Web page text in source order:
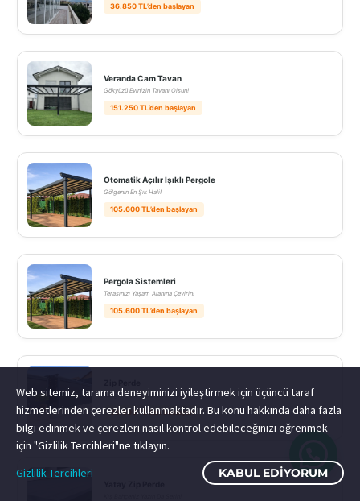
36.850 TL’den başlayan
Veranda Cam Tavan
Gökyüzü Evinizin Tavanı Olsun!
151.250 TL’den başlayan
Otomatik Açılır Işıklı Pergole
Gölgenin En Şık Hali!
105.600 TL’den başlayan
Pergola Sistemleri
Terasınızı Yaşam Alanına Çevirin!
105.600 TL’den başlayan
Rüzgar ve Güneşe Tam Kalkan!
39.600 TL’den başlayan
Web sitemiz, tarama deneyiminizi iyileştirmek için üçüncü taraf
hizmetlerinden çerezler kullanmaktadır. Bu konu hakkında daha fazla
bilgi edinmek ve çerezleri nasıl kontrol edebileceğinizi öğrenmek
için "Gizlilik Tercihleri"ne tıklayın.
Gizlilik Tercihleri
KABUL EDIYORUM